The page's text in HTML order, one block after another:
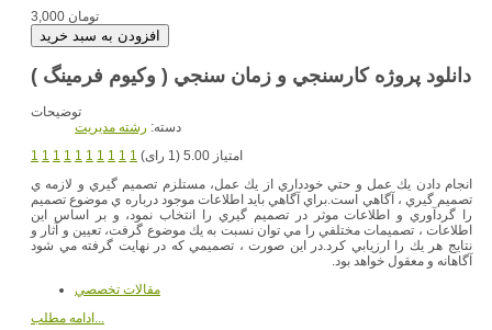
3,000 تومان
دانلود پروژه كارسنجي و زمان سنجي ( وكيوم فرمينگ )
توضیحات
دسته: رشته مديريت
1 1 1 1 1 1 1 1 1 1
امتیاز 5.00 (1 رای)
انجام دادن يك عمل و حتي خودداري از يك عمل، مستلزم تصميم گيري و لازمه ي
تصميم گيري ، آگاهي است.براي آگاهي بايد اطلاعات موجود درباره ي موضوع تصميم
را گردآوري و اطلاعات موثر در تصميم گيري را انتخاب نمود، و بر اساس اين
اطلاعات ، تصميمات مختلفي را مي توان نسبت به يك موضوع گرفت، تعيين و آثار و
نتايج هر يك را ارزيابي كرد.در اين صورت ، تصميمي كه در نهايت گرفته مي شود
آگاهانه و معقول خواهد بود.
مقالات تخصصي
ادامه مطلب...